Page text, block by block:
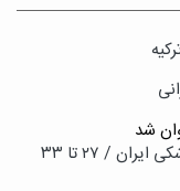
امارات متحده، مقصد اول مهاجرت نخبگان پزشکی ایران / ۲۷ تا ۳۳